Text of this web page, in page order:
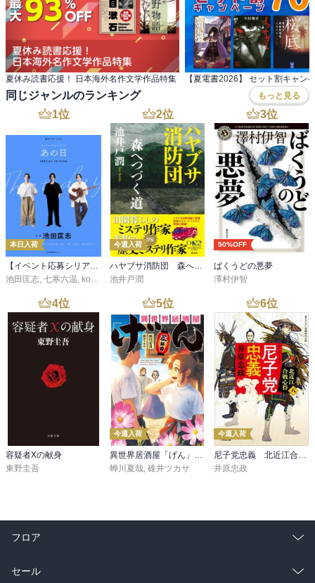
夏休み読書応援！ 日本海外名作文学作品特集 【夏電書2026】 セット割キャン
同じジャンルのランキング もっと見る
1位
本日入荷
【イベント応募シリアルコード付】池田匡志出演・オーディオフォトブック「あの日」SPECIAL EDITION（音声／動画付）
池田匡志, 七寒六温, konoko58 ,村崎キコ
2位
今週入荷
ハヤブサ消防団 森へつづく道
池井戸潤
3位
50%OFF
ばくうどの悪夢
澤村伊智
4位
容疑者Xの献身
東野圭吾
5位
今週入荷
異世界居酒屋「げん」三杯目
蝉川夏哉, 碓井ツカサ
6位
今週入荷
尼子党忠義 北近江合戦心得〈八〉
井原忠政
フロア
総合
セール